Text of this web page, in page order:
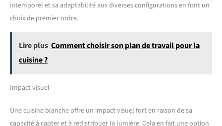
intemporel et sa adaptabilité aux diverses configurations en font un
choix de premier ordre.
Lire plus Comment choisir son plan de travail pour la
cuisine ?
Impact visuel
Une cuisine blanche offre un impact visuel fort en raison de sa
capacité à capter et à redistribuer la lumière. Cela en fait une option